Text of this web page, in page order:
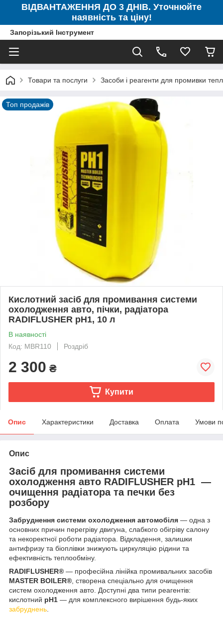
ВІДВАНТАЖЕННЯ ДО 3 ДНІВ. Уточнюйте
наявність та ціну!
Запорізький Інструмент
Товари та послуги Засоби і реагенти для промивки
Топ продажів
Кислотний засіб для промивання системи
охолодження авто, пічки, радіатора
RADIFLUSHER pH1, 10 л
В наявності
Код: MBR110
Роздріб
2 300 ₴
Купити
Опис Характеристики Доставка Оплата Умови
Опис
Засіб для промивання системи
охолодження авто RADIFLUSHER pH1 —
очищення радіатора та печки без
розбору
Забруднення системи охолодження автомобіля — одна з
основних причин перегріву двигуна, слабкого обігріву салону
та некоректної роботи радіатора. Відкладення, залишки
антифризу та біоплівки знижують циркуляцію рідини та
ефективність теплообміну.
RADIFLUSHER® — професійна лінійка промивальних засобів
MASTER BOILER®, створена спеціально для очищення
систем охолодження авто. Доступні два типи реагентів:
кислотний pH1 — для комплексного вирішення будь-яких
забруднень.